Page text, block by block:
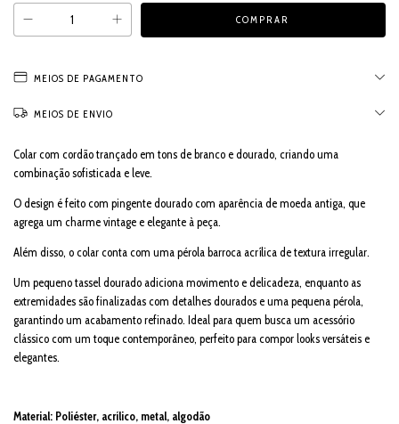
MEIOS DE PAGAMENTO
MEIOS DE ENVIO
Colar com cordão trançado em tons de branco e dourado, criando uma
combinação sofisticada e leve.
O design é feito com pingente dourado com aparência de moeda antiga, que
agrega um charme vintage e elegante à peça.
Além disso, o colar conta com uma pérola barroca acrílica de textura irregular.
Um pequeno tassel dourado adiciona movimento e delicadeza, enquanto as
extremidades são finalizadas com detalhes dourados e uma pequena pérola,
garantindo um acabamento refinado. Ideal para quem busca um acessório
clássico com um toque contemporâneo, perfeito para compor looks versáteis e
elegantes.
Material: Poliéster, acrílico, metal, algodão